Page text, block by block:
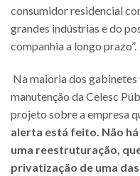
consumidor residencial
grandes indústrias e do
companhia a longo prazo”.
Na maioria dos
manutenção da Celesc
projeto sobre a empresa
alerta está feito. Não
uma reestruturação,
privatização de uma